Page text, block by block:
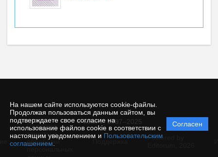
На нашем сайте используются cookie-файлы.
Продолжая пользоваться данным сайтом, вы
подтверждаете свое согласие на
использование файлов cookie в соответствии с
настоящим уведомлением и Пользовательским
соглашением
Согласен
© КемГУ, 1997–2025
Политика
защиты и
обработки
Powered by